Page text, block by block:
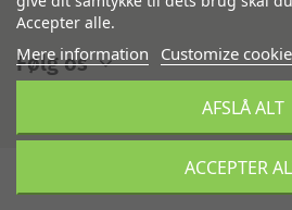
Accepter alle.
Mere information Customize
AFSLÅ ALT
ACCEPTER
Følg os
IsiCom Denmark A/S- Alle